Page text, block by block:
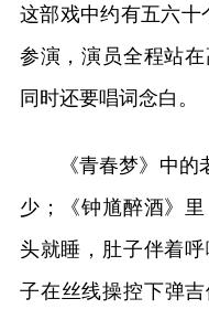
这部戏中约有五六十
参演，演员全程站
同时还要唱词念白。
《青春梦》中的老
少；《钟馗醉酒》
头就睡，肚子伴着
子在丝线操控下弹